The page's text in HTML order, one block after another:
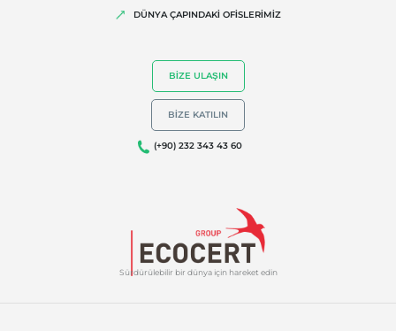
Sürdürülebilir bir dünya için hareket edin
DÜNYA ÇAPINDAKİ OFİSLERİMİZ
BIZE ULAŞIN
BIZE KATILIN
(+90) 232 343 43 60